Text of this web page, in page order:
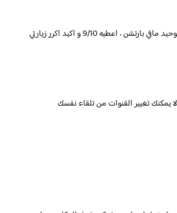
المكان مرة نظيف و رايق و يفتح النفس و ديكوراتو فخمة و انيقة بس العيب الوحيد مافي بارتشن ، اعطيه 9/10 و اكيد اكرر زيارتي
يمكنك تغيير القنوات من تلقاء نفسك